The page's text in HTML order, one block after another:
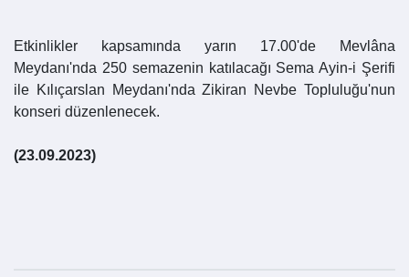
Etkinlikler kapsamında yarın 17.00'de Mevlâna
Meydanı'nda 250 semazenin katılacağı Sema Ayin-i Şerifi
ile Kılıçarslan Meydanı'nda Zikiran Nevbe Topluluğu'nun
konseri düzenlenecek.
(23.09.2023)